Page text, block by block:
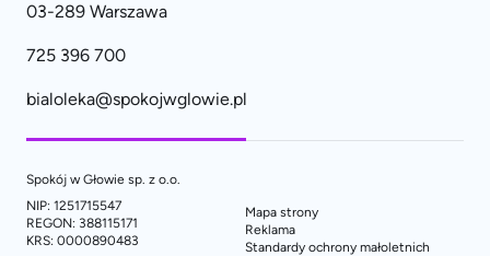
03-289 Warszawa
725 396 700
bialoleka@spokojwglowie.pl
Spokój w Głowie sp. z o.o.
NIP: 1251715547
REGON: 388115171
KRS: 0000890483
Mapa strony
Reklama
Standardy ochrony małoletnich